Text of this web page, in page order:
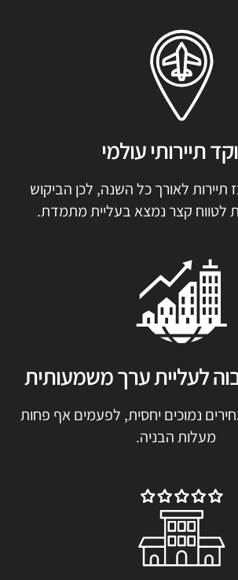
תיירותי עולמי
תיירות לאורך כל השנה, לכן הביקוש
לטווח קצר נמצא בעליית מתמדת.
לעליית ערך משמעותית
נמוכים יחסית, לפעמים אף פחות
מעלות הבניה.